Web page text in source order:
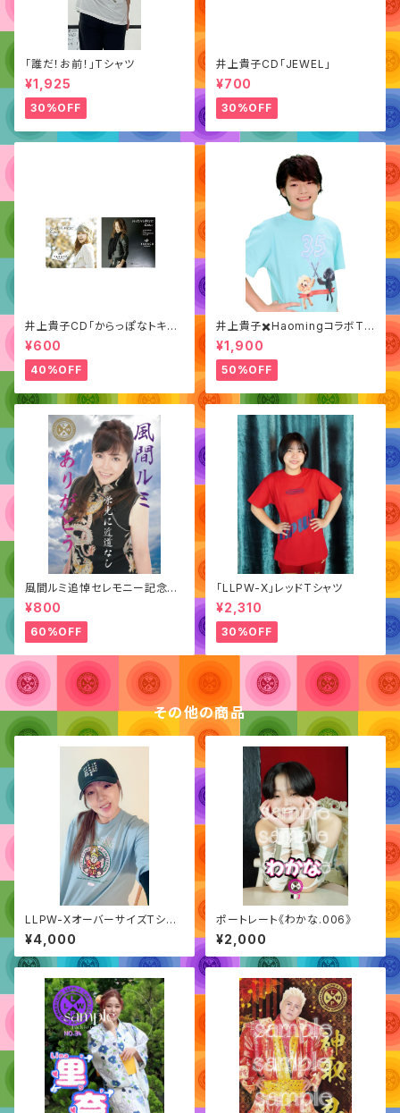
「誰だ！お前！」Tシャツ
¥1,925
30%OFF
井上貴子CD「JEWEL」
¥700
30%OFF
井上貴子CD「からっぽなトキも
夢中にさせて/ Letter」
¥600
40%OFF
井上貴子✖️HaomingコラボTシ
ャツ（デビュー35周年記念）
¥1,900
50%OFF
風間ルミ追悼セレモニー記念
「ポートレート」
¥800
60%OFF
「LLPW-X」レッドTシャツ
¥2,310
30%OFF
その他の商品
LLPW-XオーバーサイズTシャ
ツ
¥4,000
ポートレート《わかな.006》
¥2,000